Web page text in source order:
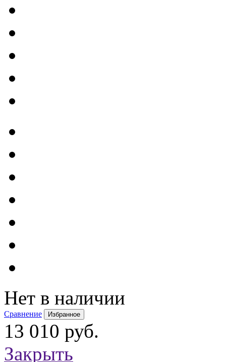
Нет в наличии
Сравнение Избранное
13 010 руб.
Закрыть